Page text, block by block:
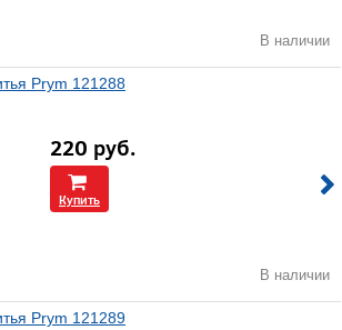
В наличии
Prym 121288
220 руб.
Купить
В наличии
Prym 121289